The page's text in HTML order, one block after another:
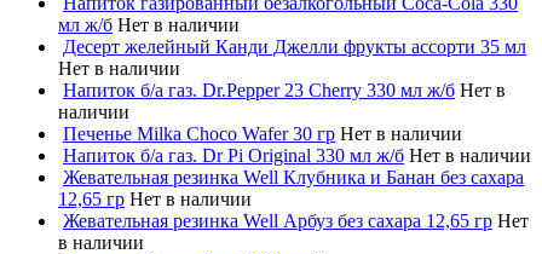
мл ж/б Нет в наличии
Десерт желейный Канди Джелли фрукты ассорти 35 мл
Нет в наличии
Напиток б/а газ. Dr.Pepper 23 Cherry 330 мл ж/б Нет в
наличии
Печенье Milka Choco Wafer 30 гр Нет в наличии
Напиток б/а газ. Dr Pi Original 330 мл ж/б Нет в наличии
Жевательная резинка Well Клубника и Банан без сахара
12,65 гр Нет в наличии
Жевательная резинка Well Арбуз без сахара 12,65 гр Нет
в наличии